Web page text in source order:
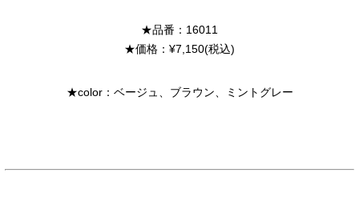
★品番：16011
★価格：¥7,150(税込)
★color：ベージュ、ブラウン、ミントグレー